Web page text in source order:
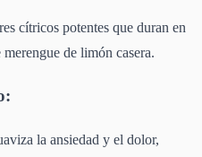
cítricos potentes que duran en
de limón casera.
la ansiedad y el dolor,